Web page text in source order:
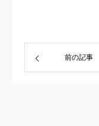
前の記事